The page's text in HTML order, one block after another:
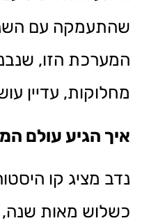
שהתעמקה עם
המערכת הזו,
מחלוקות, עדיין
איך הגיע עולם
נדב מציג קו
כשלוש מאות שנה,